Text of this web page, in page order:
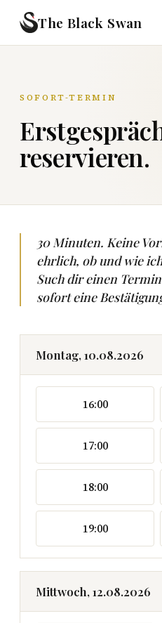
The Black Swan
SOFORT-TERMIN
reservieren.
30 Minuten. Keine
ehrlich, ob und wie
Such dir einen
sofort eine
Montag, 10.08.2026
16:00
17:00
18:00
19:00
Mittwoch, 12.08.2026